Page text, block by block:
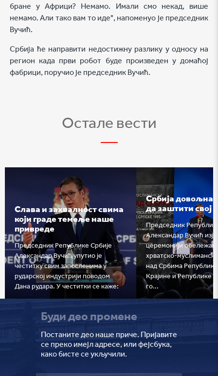
бране у Африци? Немамо. Имали смо некад, више
немамо. Али тако вам то иде", напоменуо је председник
Вучић.
Србија ће направити недостижну разлику у односу на
регион када први робот буде произведен у домаћој
фабрици, поручио је председник Вучић.
Остале вести
Слава и захвалност свима
који граде темеље наше
привреде
Председник Републике Србије
Александар Вучић упутио је
честитку свим запосленима у
рударској индустрији поводом
Дана рудара. У честитки се каже:
Србија довољна
да заштити свој
Председник
Александар Вучић
церемонији
хрватско-
над Србима
Крајине и Републике
го...
Буди део промене
Постаните део наше приче. Пријавите
се преко имејл адресе, или фејсбука,
како бисте се укључили.